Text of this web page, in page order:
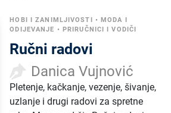
HOBI I ZANIMLJIVOSTI •MODA I
ODIJEVANJE • PRIRUČNICI I VODIČI
Ručni radovi
Danica Vujnović
Pletenje, kačkanje, vezenje, šivanje,
uzlanje i drugi radovi za spretne